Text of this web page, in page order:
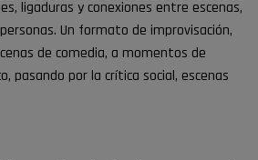
ligaduras y conexiones entre escenas,
Un formato de improvisación,
de comedia, a momentos de
pasando por la crítica social, escenas